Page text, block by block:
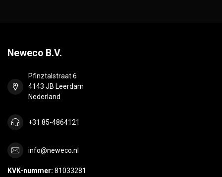
Neweco B.V.
Pfinztalstraat 6
4143 JB Leerdam
Nederland
+31 85-4864121
info@neweco.nl
KVK-nummer: 81033281